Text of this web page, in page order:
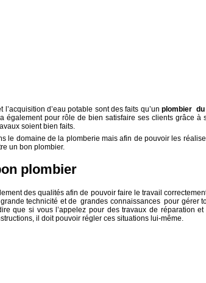
d’eau potable sont des faits qu’un plombier du
également pour rôle de bien satisfaire ses clients grâce à
soient bien faits.
le domaine de la plomberie mais afin de pouvoir les
un bon plombier.
plombier
des qualités afin de pouvoir faire le travail
technicité et de grandes connaissances pour gérer
que si vous l’appelez pour des travaux de réparation et
il doit pouvoir régler ces situations lui-même.